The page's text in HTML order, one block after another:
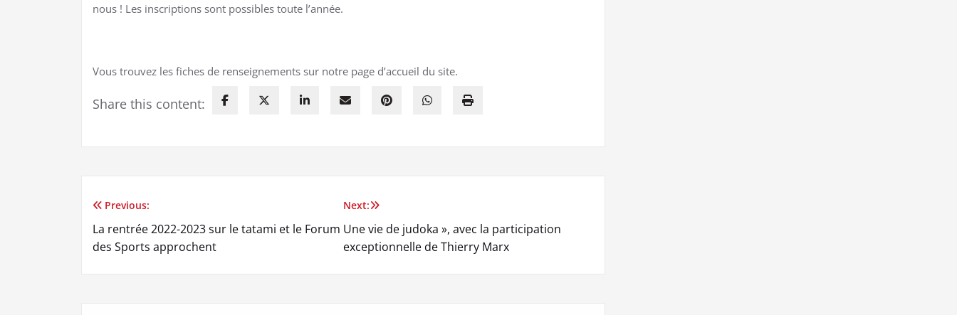
nous ! Les inscriptions sont possibles toute l’année.
Vous trouvez les fiches de renseignements sur notre page d’accueil du site.
Share this content:
Navigation
de
Previous:
La rentrée 2022-2023 sur le tatami et le Forum
des Sports approchent
Next:
Une vie de judoka », avec la participation
exceptionnelle de Thierry Marx